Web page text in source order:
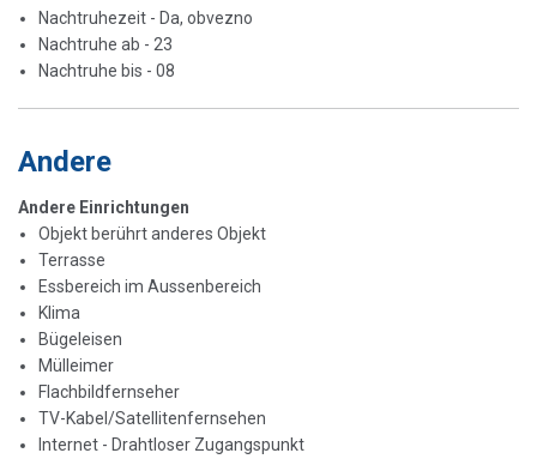
Nachtruhezeit - Da, obvezno
Nachtruhe ab - 23
Nachtruhe bis - 08
Andere
Andere Einrichtungen
Objekt berührt anderes Objekt
Terrasse
Essbereich im Aussenbereich
Klima
Bügeleisen
Mülleimer
Flachbildfernseher
TV-Kabel/Satellitenfernsehen
Internet - Drahtloser Zugangspunkt